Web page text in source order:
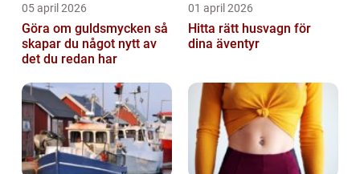
05 april 2026
Göra om guldsmycken så
skapar du något nytt av
det du redan har
01 april 2026
Hitta rätt husvagn för
dina äventyr